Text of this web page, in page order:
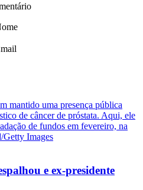
e ex-presidente